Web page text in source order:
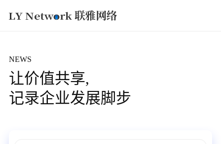
NEWS
让价值共享,
记录企业发展脚步